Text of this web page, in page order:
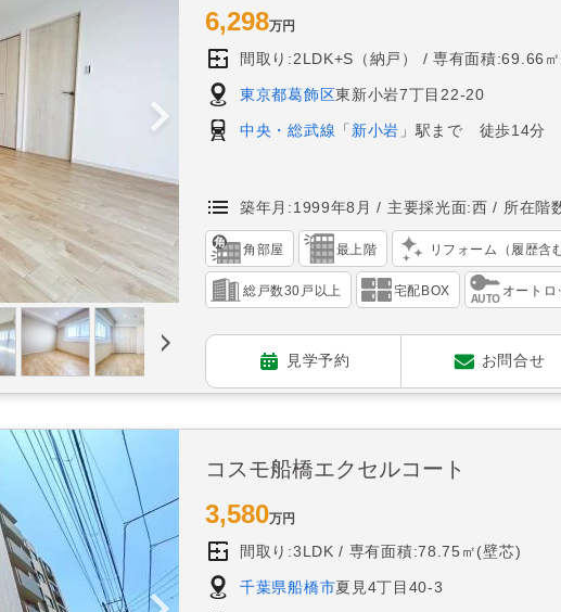
6,298万円
間取り:2LDK+S（納戸） 専有面積:69.66
東京都葛飾区東新小岩7丁目22-20
中央・総武線 「 新小岩 」駅まで 徒歩14分
築年月:1999年8月 主要採光面:西 所在階
角部屋 最上階 リフォーム（履歴含
総戸数30戸以上 宅配BOX オートロ
見学予約 お問合せ
コスモ船橋エクセルコート
3,580万円
間取り:3LDK 専有面積:78.75㎡(壁芯)
千葉県船橋市夏見4丁目40-3